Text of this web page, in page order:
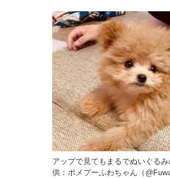
アップで見てもまるでぬいぐる
供：ポメプーふわちゃん（